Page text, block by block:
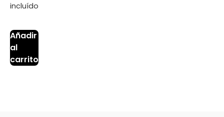
incluído
Añadir
al
carrito